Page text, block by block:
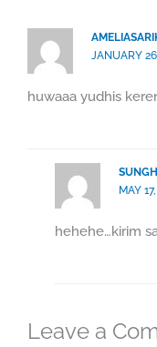
JANUARY
huwaaa yudhis
MAY
hehehe…kirim
Leave a